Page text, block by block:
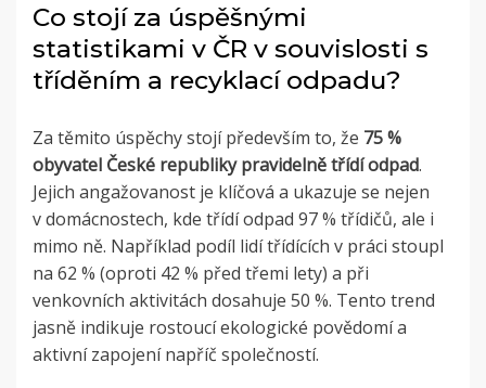
Co stojí za úspěšnými
statistikami v ČR v souvislosti s
tříděním a recyklací odpadu?
Za těmito úspěchy stojí především to, že 75 %
obyvatel České republiky pravidelně třídí odpad.
Jejich angažovanost je klíčová a ukazuje se nejen
v domácnostech, kde třídí odpad 97 % třídičů, ale i
mimo ně. Například podíl lidí třídících v práci stoupl
na 62 % (oproti 42 % před třemi lety) a při
venkovních aktivitách dosahuje 50 %. Tento trend
jasně indikuje rostoucí ekologické povědomí a
aktivní zapojení napříč společností.